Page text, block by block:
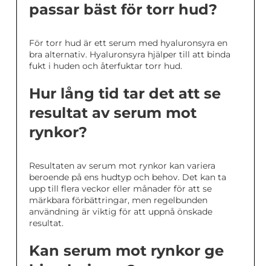
passar bäst för torr hud?
För torr hud är ett serum med hyaluronsyra en
bra alternativ. Hyaluronsyra hjälper till att binda
fukt i huden och återfuktar torr hud.
Hur lång tid tar det att se
resultat av serum mot
rynkor?
Resultaten av serum mot rynkor kan variera
beroende på ens hudtyp och behov. Det kan ta
upp till flera veckor eller månader för att se
märkbara förbättringar, men regelbunden
användning är viktig för att uppnå önskade
resultat.
Kan serum mot rynkor ge